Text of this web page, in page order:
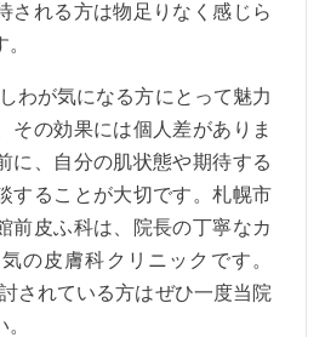
される方は物足りなく感じら
わが気になる方にとって魅力
その効果には個人差がありま
に、自分の肌状態や期待する
することが大切です。札幌市
前皮ふ科は、院長の丁寧なカ
の皮膚科クリニックです。
されている方はぜひ一度当院